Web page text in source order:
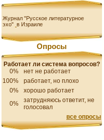
Журнал "Русское литературное
эхо" в Израиле
Опросы
Работает ли система вопросов?
0%
нет не работает
100%
работает, но плохо
0%
хорошо работает
0%
затрудняюсь ответит, не
голосовал
все опросы